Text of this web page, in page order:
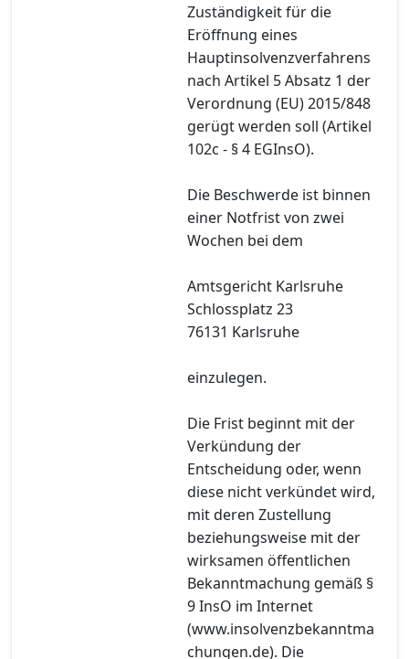
Zuständigkeit für die
Eröffnung eines
Hauptinsolvenzverfahrens
nach Artikel 5 Absatz 1 der
Verordnung (EU) 2015/848
gerügt werden soll (Artikel
102c - § 4 EGInsO).
Die Beschwerde ist binnen
einer Notfrist von zwei
Wochen bei dem
Amtsgericht Karlsruhe
Schlossplatz 23
76131 Karlsruhe
einzulegen.
Die Frist beginnt mit der
Verkündung der
Entscheidung oder, wenn
diese nicht verkündet wird,
mit deren Zustellung
beziehungsweise mit der
wirksamen öffentlichen
Bekanntmachung gemäß §
9 InsO im Internet
(www.insolvenzbekanntma
chungen.de). Die